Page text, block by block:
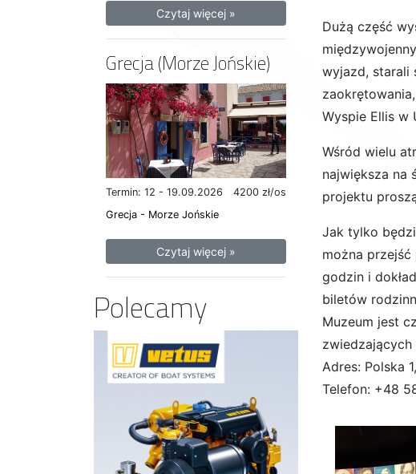
Dużą część
wyjazd, starali
Wyspie Ellis w
Wśród wielu
największa na
projektu
Jak tylko
można
godzin i
biletów
Muzeum jest
Adres: Polska
Telefon: +48
Czytaj więcej »
Grecja (Morze Jońskie)
Termin: 12 - 19.09.2026
4200 zł/os
Grecja - Morze Jońskie
Czytaj więcej »
Polecamy